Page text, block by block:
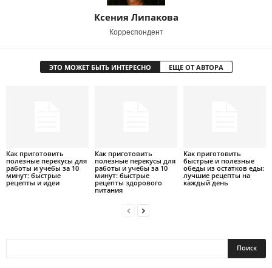
Ксения Липакова
Корреспондент
ЭТО МОЖЕТ БЫТЬ ИНТЕРЕСНО ЕЩЕ ОТ АВТОРА
Как приготовить
полезные перекусы для
работы и учебы за 10
минут: быстрые
рецепты и идеи
Как приготовить
полезные перекусы для
работы и учебы за 10
минут: быстрые
рецепты здорового
питания
Как приготовить
быстрые и полезные
обеды из остатков еды:
лучшие рецепты на
каждый день